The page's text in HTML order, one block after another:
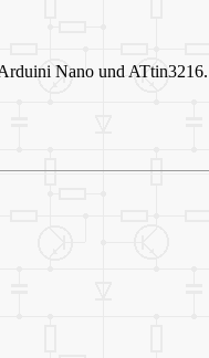
Nano und ATtin3216.